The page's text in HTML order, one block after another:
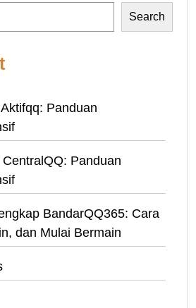
Search
Panduan
Panduan
BandarQQ365: Cara
dan Mulai Bermain